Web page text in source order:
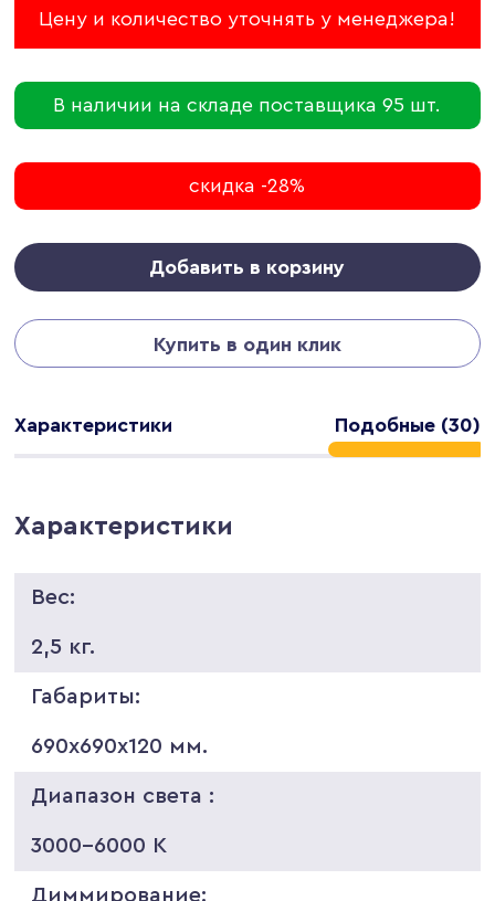
Цену и количество уточнять у менеджера!
В наличии на складе поставщика 95 шт.
скидка -28%
Добавить в корзину
Купить в один клик
Характеристики Подобные (30)
Характеристики
Вес:
2,5 кг.
Габариты:
690х690х120 мм.
Диапазон света :
3000-6000 K
Диммирование: